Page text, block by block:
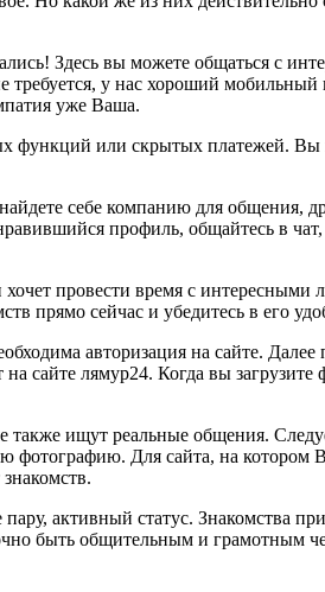
Здесь вы можете общаться с
у нас хороший
уже Ваша.
или скрытых платежей. Вы
себе компанию для
профиль, общайтесь в чат,
провести время с интересными
прямо сейчас и убедитесь в его
авторизация на сайте.
сайте лямур24. Когда вы
также ищут реальные общения.
Для сайта, на котором
активный статус. Знакомства
быть общительным и грамотным